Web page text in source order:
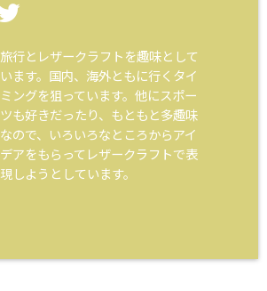
旅行とレザークラフトを趣味として
います。国内、海外ともに行くタイ
ミングを狙っています。他にスポー
ツも好きだったり、もともと多趣味
なので、いろいろなところからアイ
デアをもらってレザークラフトで表
現しようとしています。